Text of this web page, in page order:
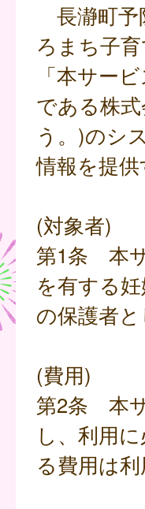
長瀞町予
ろまち子
「本サー
である株
う。)のシ
情報を提供
(対象者)
第1条 本
を有する
の保護者と
(費用)
第2条 本
し、利用
る費用は